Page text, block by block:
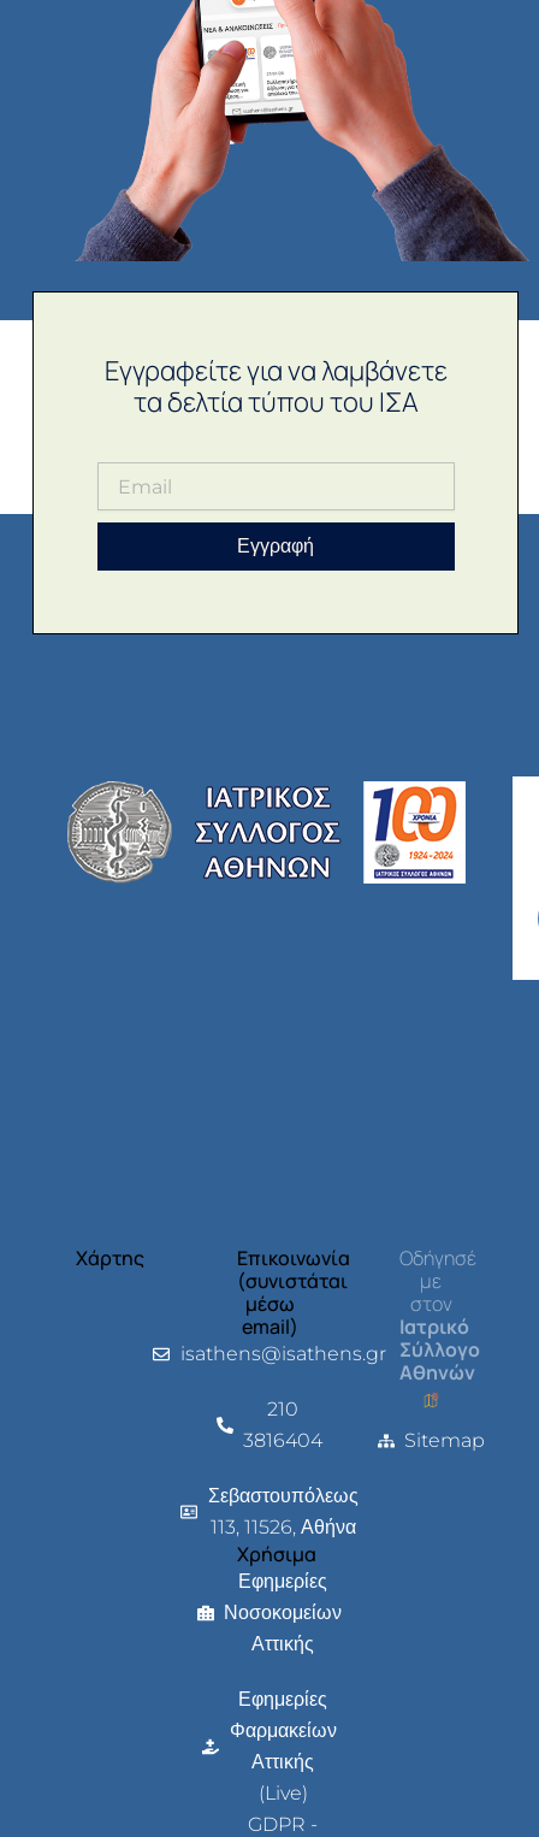
Εγγραφείτε για να λαμβάνετε
τα δελτία τύπου του ΙΣΑ
Εγγραφή
Χάρτης
Επικοινωνία
(συνιστάται
μέσω
email)
isathens@isathens.gr
210
3816404
Σεβαστουπόλεως
113, 11526, Αθήνα
Χρήσιμα
Εφημερίες
Νοσοκομείων
Αττικής
Εφημερίες
Φαρμακείων
Αττικής
(Live)
GDPR -
Οδήγησέ
με
στον
Ιατρικό
Σύλλογο
Αθηνών
Sitemap